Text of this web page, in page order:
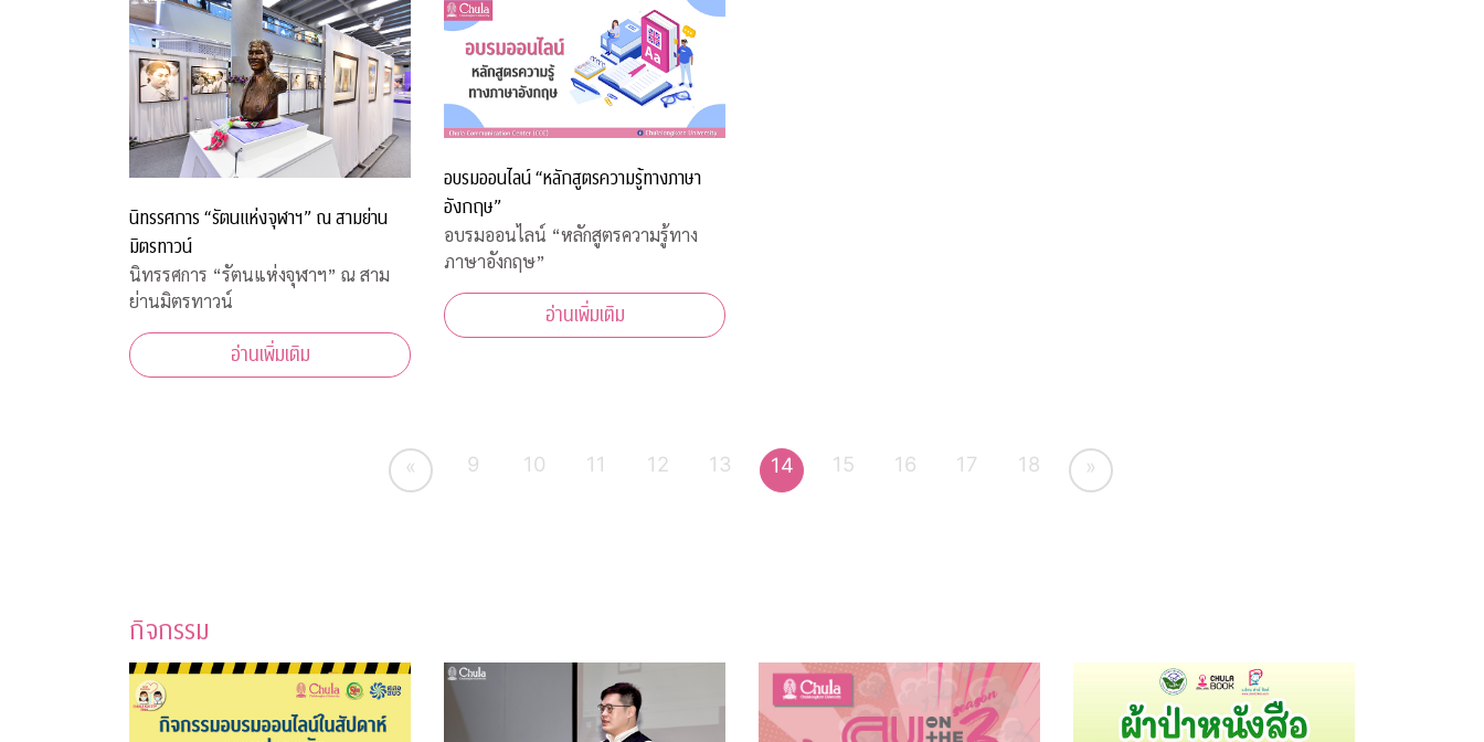
นิทรรศการ “รัตนแห่งจุฬาฯ” ณ สามย่าน
มิตรทาวน์
นิทรรศการ “รัตนแห่งจุฬาฯ” ณ สาม
ย่านมิตรทาวน์
อ่านเพิ่มเติม
อบรมออนไลน์ “หลักสูตรความรู้ทางภาษา
อังกฤษ”
อบรมออนไลน์ “หลักสูตรความรู้ทาง
ภาษาอังกฤษ”
อ่านเพิ่มเติม
« 9 10 11 12 13 14 15 16 17 18 »
กิจกรรม